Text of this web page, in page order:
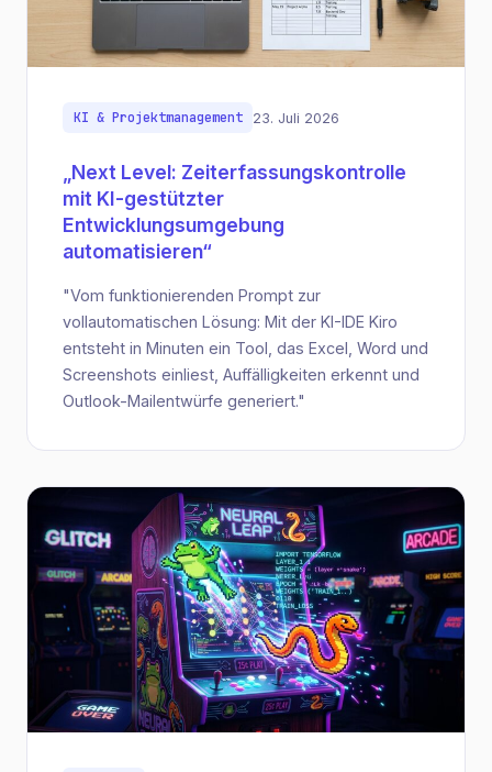
KI & Projektmanagement 23. Juli 2026
„Next Level: Zeiterfassungskontrolle
mit KI-gestützter
Entwicklungsumgebung
automatisieren“
"Vom funktionierenden Prompt zur
vollautomatischen Lösung: Mit der KI-IDE Kiro
entsteht in Minuten ein Tool, das Excel, Word und
Screenshots einliest, Auffälligkeiten erkennt und
Outlook-Mailentwürfe generiert."